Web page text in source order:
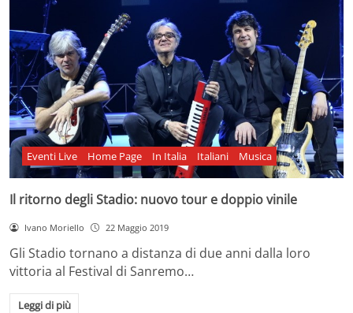
Eventi Live Home Page In Italia Italiani Musica
Il ritorno degli Stadio: nuovo tour e doppio vinile
Ivano Moriello 22 Maggio 2019
Gli Stadio tornano a distanza di due anni dalla loro
vittoria al Festival di Sanremo…
Leggi di più